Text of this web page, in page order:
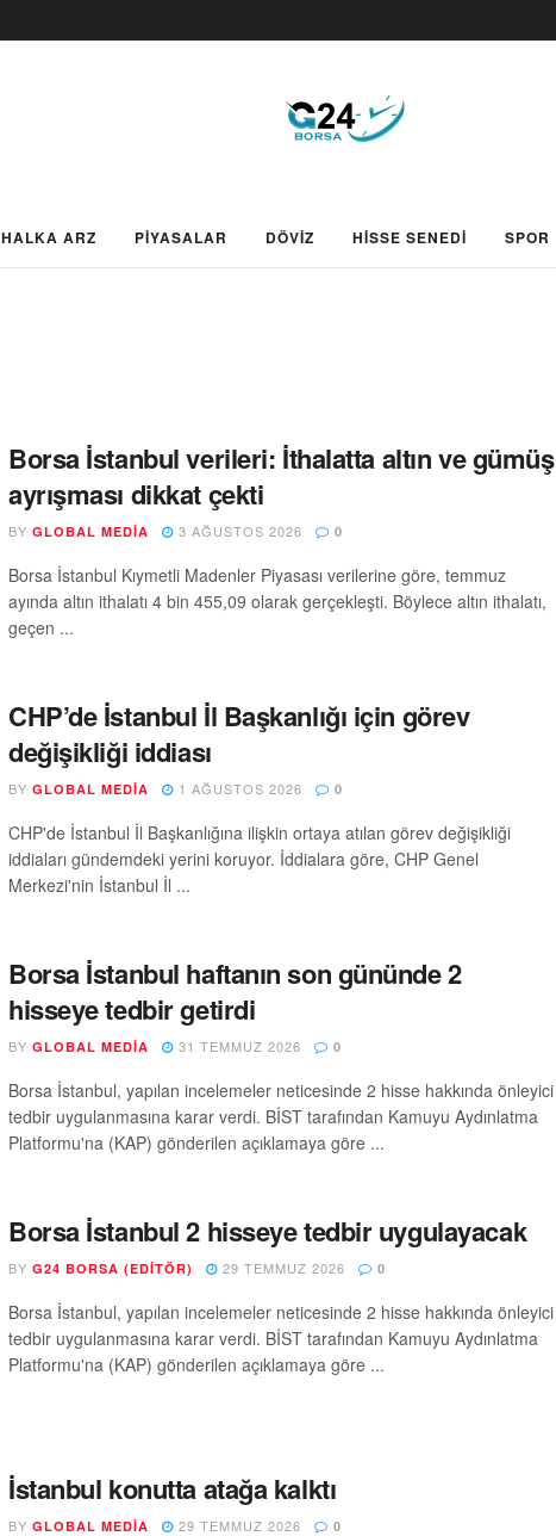
HALKA ARZ PİYASALAR DÖVİZ HİSSE SENEDİ SPOR
Borsa İstanbul verileri: İthalatta altın ve gümüş
ayrışması dikkat çekti
BY GLOBAL MEDIA 3 AĞUSTOS 2026 0
Borsa İstanbul Kıymetli Madenler Piyasası verilerine göre, temmuz
ayında altın ithalatı 4 bin 455,09 olarak gerçekleşti. Böylece altın ithalatı,
geçen ...
CHP’de İstanbul İl Başkanlığı için görev
değişikliği iddiası
BY GLOBAL MEDIA 1 AĞUSTOS 2026 0
CHP'de İstanbul İl Başkanlığına ilişkin ortaya atılan görev değişikliği
iddiaları gündemdeki yerini koruyor. İddialara göre, CHP Genel
Merkezi'nin İstanbul İl ...
Borsa İstanbul haftanın son gününde 2
hisseye tedbir getirdi
BY GLOBAL MEDIA 31 TEMMUZ 2026 0
Borsa İstanbul, yapılan incelemeler neticesinde 2 hisse hakkında önleyici
tedbir uygulanmasına karar verdi. BİST tarafından Kamuyu Aydınlatma
Platformu'na (KAP) gönderilen açıklamaya göre ...
Borsa İstanbul 2 hisseye tedbir uygulayacak
BY G24 BORSA (EDITÖR) 29 TEMMUZ 2026 0
Borsa İstanbul, yapılan incelemeler neticesinde 2 hisse hakkında önleyici
tedbir uygulanmasına karar verdi. BİST tarafından Kamuyu Aydınlatma
Platformu'na (KAP) gönderilen açıklamaya göre ...
İstanbul konutta atağa kalktı
BY GLOBAL MEDIA 29 TEMMUZ 2026 0